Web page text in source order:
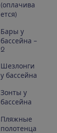
(оплачива
ется)
Бары у
бассейна –
2
Шезлонги
у бассейна
Зонты у
бассейна
Пляжные
полотенца